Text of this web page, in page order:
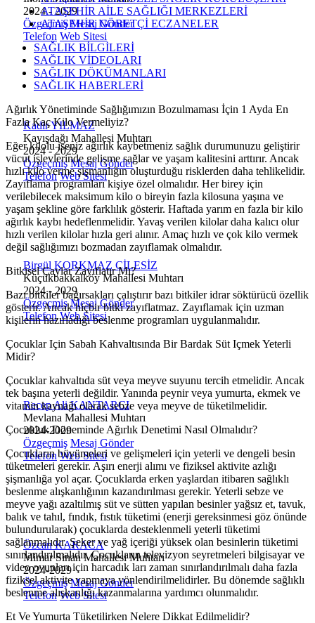
2024 - 2029
Özgeçmiş Mesaj Gönder
Telefon Web Sitesi
Kadir YILMAZ
Kayışdağı Mahallesi Muhtarı
2024 - 2029
Özgeçmiş Mesaj Gönder
Telefon Web Sitesi
Birgül KORKMAZ ÇİLESİZ
Küçükbakkalköy Mahallesi Muhtarı
2024 - 2029
Özgeçmiş Mesaj Gönder
Telefon Web Sitesi
Recep Ali KANTARCI
Mevlana Mahallesi Muhtarı
2024-2029
Özgeçmiş Mesaj Gönder
Telefon Web Sitesi
Özcan KARACA
Mimar Sinan Mahallesi Muhtarı
2024-2029
Özgeçmiş Mesaj Gönder
Telefon Web Sitesi
ATAŞEHİR AİLE SAĞLIĞI MERKEZLERİ
ATAŞEHİR NÖBETÇİ ECZANELER
SAĞLIK BİLGİLERİ
SAĞLIK VİDEOLARI
SAĞLIK DÖKÜMANLARI
SAĞLIK HABERLERİ
Ağırlık Yönetiminde Sağlığımızın Bozulmaması İçin 1 Ayda En
Fazla Kaç Kilo Vermeliyiz?
Eğer kilolu iseniz ağırlık kaybetmeniz sağlık durumunuzu geliştirir
vücut işlevlerinde gelişme sağlar ve yaşam kalitesini arttırır. Ancak
hızlı kilo verme şişmanlığın oluşturduğu risklerden daha tehlikelidir.
Zayıflama programları kişiye özel olmalıdır. Her birey için
verilebilecek maksimum kilo o bireyin fazla kilosuna yaşına ve
yaşam şekline göre farklılık gösterir. Haftada yarım en fazla bir kilo
ağırlık kaybı hedeflenmelidir. Yavaş verilen kilolar daha kalıcı olur
hızlı verilen kilolar hızla geri alınır. Amaç hızlı ve çok kilo vermek
değil sağlığımızı bozmadan zayıflamak olmalıdır.
Bitkisel Çaylar Zayıflatır Mı?
Bazı bitkiler bağırsakları çalıştırır bazı bitkiler idrar söktürücü özellik
gösterir. Ancak hiçbir bitki zayıflatmaz. Zayıflamak için uzman
kişilerin hazırladığı beslenme programları uygulanmalıdır.
Çocuklar Için Sabah Kahvaltısında Bir Bardak Süt Içmek Yeterli
Midir?
Çocuklar kahvaltıda süt veya meyve suyunu tercih etmelidir. Ancak
tek başına yeterli değildir. Yanında peynir veya yumurta, ekmek ve
vitamin kaynağı olarak sebze veya meyve de tüketilmelidir.
Çocukluk Döneminde Ağırlık Denetimi Nasıl Olmalıdır?
Çocukların büyümeleri ve gelişmeleri için yeterli ve dengeli besin
tüketmeleri gerekir. Aşırı enerji alımı ve fiziksel aktivite azlığı
şişmanlığa yol açar. Çocuklarda erken yaşlardan itibaren sağlıklı
beslenme alışkanlığının kazandırılması gerekir. Yeterli sebze ve
meyve yağı azaltılmış süt ve sütten yapılan besinler yağsız et, tavuk,
balık ve tahıl, fındık, fıstık tüketimi (enerji gereksinmesi göz önünde
bulundurularak) çocuklarda desteklenmeli yeterli tüketimi
sağlanmalıdır. Şeker ve yağ içeriği yüksek olan besinlerin tüketimi
sınırlandırılmalıdır. Çocukların televizyon seyretmeleri bilgisayar ve
video oyunları için harcadık ları zaman sınırlandırılmalı daha fazla
fiziksel aktivite yapmaya yönlendirilmelidirler. Bu dönemde sağlıklı
beslenme alışkanlığı kazanmalarına yardımcı olunmalıdır.
Et Ve Yumurta Tüketilirken Nelere Dikkat Edilmelidir?